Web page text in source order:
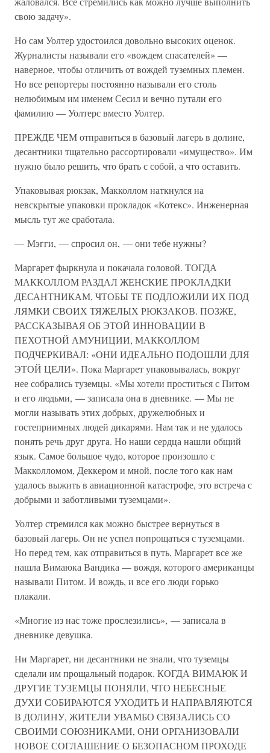
свою задачу».
Но сам Уолтер удостоился довольно высоких оценок.
Журналисты называли его «вождем спасателей» —
наверное, чтобы отличить от вождей туземных племен.
Но все репортеры постоянно называли его столь
нелюбимым им именем Сесил и вечно путали его
фамилию — Уолтерс вместо Уолтер.
ПРЕЖДЕ ЧЕМ отправиться в базовый лагерь в долине,
десантники тщательно рассортировали «имущество». Им
нужно было решить, что брать с собой, а что оставить.
Упаковывая рюкзак, Макколлом наткнулся на
невскрытые упаковки прокладок «Котекс». Инженерная
мысль тут же сработала.
— Мэгги, — спросил он, — они тебе нужны?
Маргарет фыркнула и покачала головой. ТОГДА
МАККОЛЛОМ РАЗДАЛ ЖЕНСКИЕ ПРОКЛАДКИ
ДЕСАНТНИКАМ, ЧТОБЫ ТЕ ПОДЛОЖИЛИ ИХ ПОД
ЛЯМКИ СВОИХ ТЯЖЕЛЫХ РЮКЗАКОВ. ПОЗЖЕ,
РАССКАЗЫВАЯ ОБ ЭТОЙ ИННОВАЦИИ В
ПЕХОТНОЙ АМУНИЦИИ, МАККОЛЛОМ
ПОДЧЕРКИВАЛ: «ОНИ ИДЕАЛЬНО ПОДОШЛИ ДЛЯ
ЭТОЙ ЦЕЛИ». Пока Маргарет упаковывалась, вокруг
нее собрались туземцы. «Мы хотели проститься с Питом
и его людьми, — записала она в дневнике. — Мы не
могли называть этих добрых, дружелюбных и
гостеприимных людей дикарями. Нам так и не удалось
понять речь друг друга. Но наши сердца нашли общий
язык. Самое большое чудо, которое произошло с
Макколломом, Деккером и мной, после того как нам
удалось выжить в авиационной катастрофе, это встреча с
добрыми и заботливыми туземцами».
Уолтер стремился как можно быстрее вернуться в
базовый лагерь. Он не успел попрощаться с туземцами.
Но перед тем, как отправиться в путь, Маргарет все же
нашла Вимаюка Вандика — вождя, которого американцы
называли Питом. И вождь, и все его люди горько
плакали.
«Многие из нас тоже прослезились», — записала в
дневнике девушка.
Ни Маргарет, ни десантники не знали, что туземцы
сделали им прощальный подарок. КОГДА ВИМАЮК И
ДРУГИЕ ТУЗЕМЦЫ ПОНЯЛИ, ЧТО НЕБЕСНЫЕ
ДУХИ СОБИРАЮТСЯ УХОДИТЬ И НАПРАВЛЯЮТСЯ
В ДОЛИНУ, ЖИТЕЛИ УВАМБО СВЯЗАЛИСЬ СО
СВОИМИ СОЮЗНИКАМИ, ОНИ ОРГАНИЗОВАЛИ
НОВОЕ СОГЛАШЕНИЕ О БЕЗОПАСНОМ ПРОХОДЕ